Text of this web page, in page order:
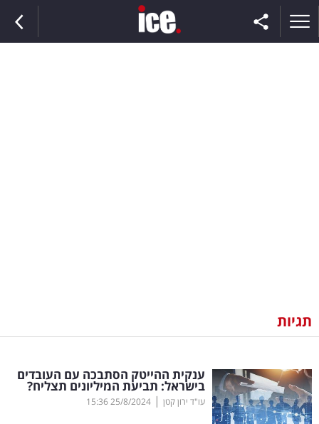
וצרכנות
דיגיטל
וטק
תגיות
ענקית ההייטק הסתבכה עם העובדים
בישראל: תביעת המיליונים תצליח?
עו"ד ירון קטן |
25/8/2024
15:36